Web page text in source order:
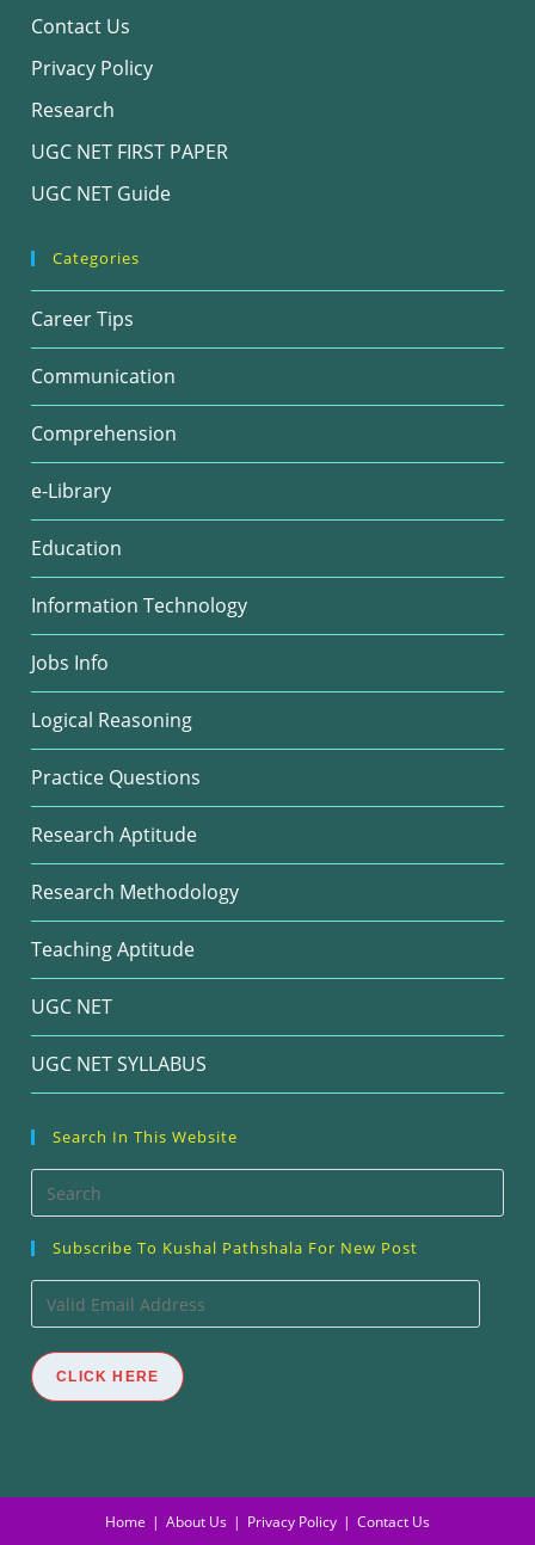
Contact Us
Privacy Policy
Research
UGC NET FIRST PAPER
UGC NET Guide
Categories
Career Tips
Communication
Comprehension
e-Library
Education
Information Technology
Jobs Info
Logical Reasoning
Practice Questions
Research Aptitude
Research Methodology
Teaching Aptitude
UGC NET
UGC NET SYLLABUS
Search In This Website
Subscribe To Kushal Pathshala For New Post
Valid
Email
Address
CLICK HERE
Home About Us Privacy Policy Contact Us